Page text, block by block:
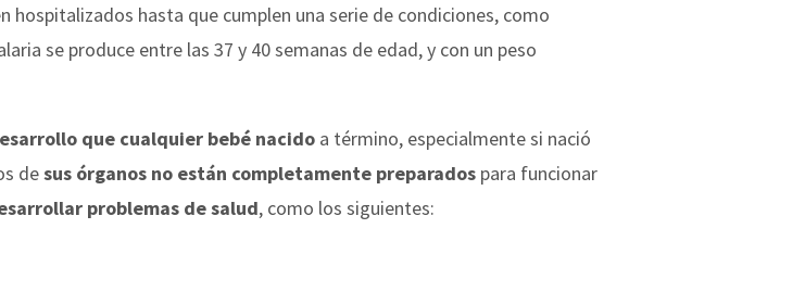
hospitalizados hasta que cumplen una serie de condiciones, como
se produce entre las 37 y 40 semanas de edad, y con un peso
que cualquier bebé nacido a término, especialmente si nació
desus órganos no están completamente preparados para funcionar
problemas de salud, como los siguientes: